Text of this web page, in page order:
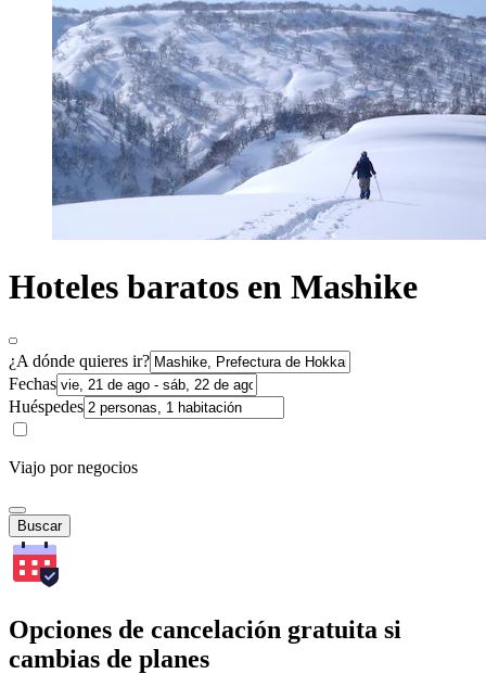
Hoteles baratos en Mashike
¿A dónde quieres ir?
Fechas
Huéspedes
Viajo por negocios
Buscar
Opciones de cancelación gratuita si
cambias de planes